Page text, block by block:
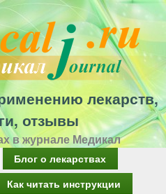
лекарств,
отзывы
в журнале Медикал
Блог о лекарствах
Как читать инструкции